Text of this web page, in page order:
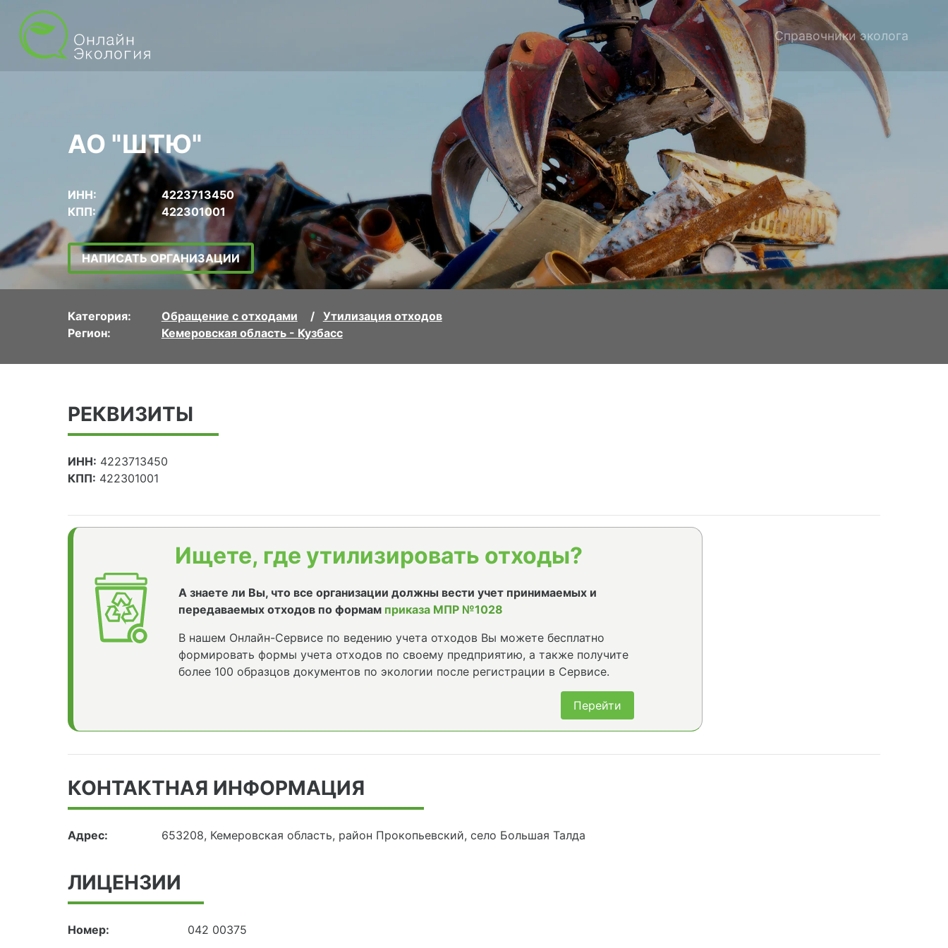
Справочники эколога
АО "ШТЮ"
ИНН:
4223713450
КПП:
422301001
НАПИСАТЬ ОРГАНИЗАЦИИ
Категория: Обращение с отходами
Утилизация отходов
Регион:
Кемеровская область - Кузбасс
РЕКВИЗИТЫ
ИНН: 4223713450
КПП: 422301001
Ищете, где утилизировать отходы?
А знаете ли Вы, что все организации должны вести учет принимаемых и
передаваемых отходов по формам приказа МПР №1028
В нашем Онлайн-Сервисе по ведению учета отходов Вы можете бесплатно
формировать формы учета отходов по своему предприятию, а также получите
более 100 образцов документов по экологии после регистрации в Сервисе.
Перейти
КОНТАКТНАЯ ИНФОРМАЦИЯ
Адрес: 653208, Кемеровская область, район Прокопьевский, село Большая Талда
ЛИЦЕНЗИИ
Номер:
042 00375